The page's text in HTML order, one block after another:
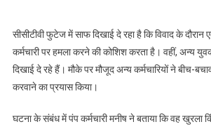
सीसीटीवी फुटेज में साफ दिखाई दे रहा है कि विवाद के
कर्मचारी पर हमला करने की कोशिश करता है। वहीं, अन्य
दिखाई दे रहे हैं। मौके पर मौजूद अन्य कर्मचारियों ने बीच-
करवाने का प्रयास किया।
घटना के संबंध में पंप कर्मचारी मनीष ने बताया कि वह खुरला